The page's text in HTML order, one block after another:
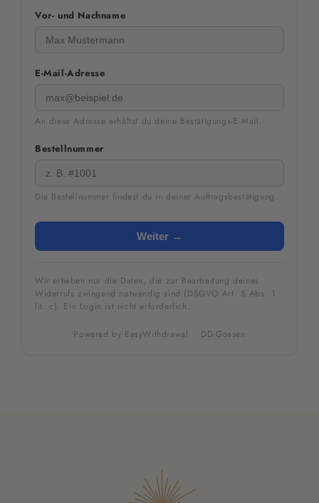
Vor- und Nachname
E-Mail-Adresse
An diese Adresse erhältst du deine Bestätigungs-E-Mail.
Bestellnummer
Die Bestellnummer findest du in deiner Auftragsbestätigung.
Weiter →
Wir erheben nur die Daten, die zur Bearbeitung deines
Widerrufs zwingend notwendig sind (DSGVO Art. 5 Abs. 1
lit. c). Ein Login ist nicht erforderlich.
Powered by EasyWithdrawal DD-Gossen